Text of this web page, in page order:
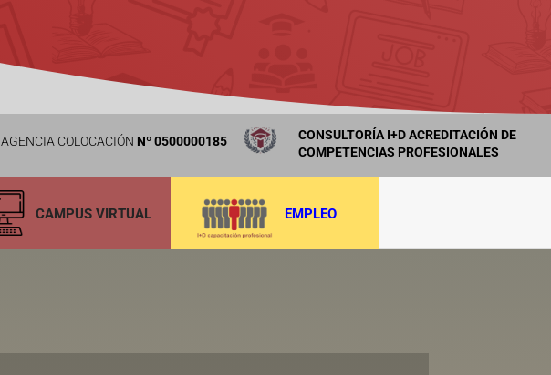
AGENCIA COLOCACIÓN Nº 0500000185
CONSULTORÍA I+D ACREDITACIÓN DE
COMPETENCIAS PROFESIONALES
EMPLEO
CAMPUS VIRTUAL